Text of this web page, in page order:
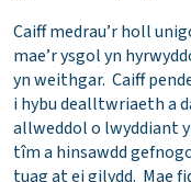
Caiff medrau’r holl
mae’r ysgol yn
yn weithgar. Caiff
i hybu dealltwriaeth a
allweddol o lwyddiant
tîm a hinsawdd
tuag at ei gilydd. Mae